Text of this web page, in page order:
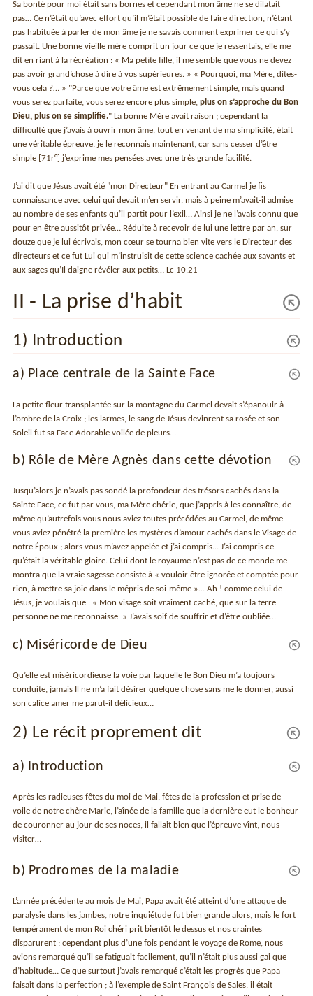
Sa bonté pour moi était sans bornes et cependant mon âme ne se dilatait
pas… Ce n’était qu’avec effort qu’il m’était possible de faire direction, n’étant
pas habituée à parler de mon âme je ne savais comment exprimer ce qui s’y
passait. Une bonne vieille mère comprit un jour ce que je ressentais, elle me
dit en riant à la récréation : « Ma petite fille, il me semble que vous ne devez
pas avoir grand’chose à dire à vos supérieures. » « Pourquoi, ma Mère, dites-
vous cela ?… » "Parce que votre âme est extrêmement simple, mais quand
vous serez parfaite, vous serez encore plus simple,plus on s’approche du Bon
Dieu, plus on se simplifie." La bonne Mère avait raison ; cependant la
difficulté que j’avais à ouvrir mon âme, tout en venant de ma simplicité, était
une véritable épreuve, je le reconnais maintenant, car sans cesser d’être
simple [71r°] j’exprime mes pensées avec une très grande facilité.
J’ai dit que Jésus avait été "mon Directeur" En entrant au Carmel je fis
connaissance avec celui qui devait m’en servir, mais à peine m’avait-il admise
au nombre de ses enfants qu’il partit pour l’exil… Ainsi je ne l’avais connu que
pour en être aussitôt privée… Réduite à recevoir de lui une lettre par an, sur
douze que je lui écrivais, mon cœur se tourna bien vite vers le Directeur des
directeurs et ce fut Lui qui m’instruisit de cette science cachée aux savants et
aux sages qu’Il daigne révéler aux petits… Lc 10,21
II - La prise d’habit
1) Introduction
a) Place centrale de la Sainte Face
La petite fleur transplantée sur la montagne du Carmel devait s’épanouir à
l’ombre de la Croix ; les larmes, le sang de Jésus devinrent sa rosée et son
Soleil fut sa Face Adorable voilée de pleurs…
b) Rôle de Mère Agnès dans cette dévotion
Jusqu’alors je n’avais pas sondé la profondeur des trésors cachés dans la
Sainte Face, ce fut par vous, ma Mère chérie, que j’appris à les connaître, de
même qu’autrefois vous nous aviez toutes précédées au Carmel, de même
vous aviez pénétré la première les mystères d’amour cachés dans le Visage de
notre Époux ; alors vous m’avez appelée et j’ai compris… J’ai compris ce
qu’était la véritable gloire. Celui dont le royaume n’est pas de ce monde me
montra que la vraie sagesse consiste à « vouloir être ignorée et comptée pour
rien, à mettre sa joie dans le mépris de soi-même »… Ah ! comme celui de
Jésus, je voulais que : « Mon visage soit vraiment caché, que sur la terre
personne ne me reconnaisse. » J’avais soif de souffrir et d’être oubliée…
c) Miséricorde de Dieu
Qu’elle est miséricordieuse la voie par laquelle le Bon Dieu m’a toujours
conduite, jamais Il ne m’a fait désirer quelque chose sans me le donner, aussi
son calice amer me parut-il délicieux…
2) Le récit proprement dit
a) Introduction
Après les radieuses fêtes du moi de Mai, fêtes de la profession et prise de
voile de notre chère Marie, l’aînée de la famille que la dernière eut le bonheur
de couronner au jour de ses noces, il fallait bien que l’épreuve vînt, nous
visiter…
b) Prodromes de la maladie
L’année précédente au mois de Mai, Papa avait été atteint d’une attaque de
paralysie dans les jambes, notre inquiétude fut bien grande alors, mais le fort
tempérament de mon Roi chéri prit bientôt le dessus et nos craintes
disparurent ; cependant plus d’une fois pendant le voyage de Rome, nous
avions remarqué qu’il se fatiguait facilement, qu’il n’était plus aussi gai que
d’habitude… Ce que surtout j’avais remarqué c’était les progrès que Papa
faisait dans la perfection ; à l’exemple de Saint François de Sales, il était